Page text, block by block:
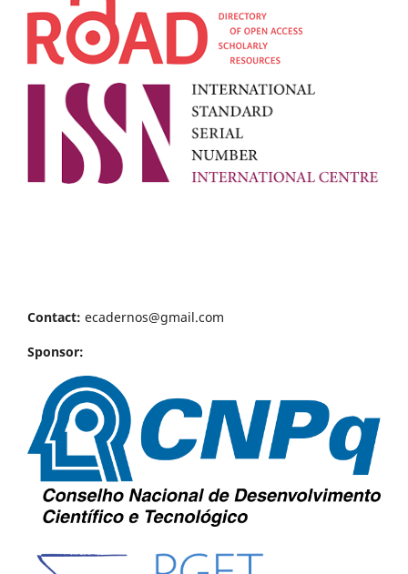
Contact: ecadernos@gmail.com
Sponsor: